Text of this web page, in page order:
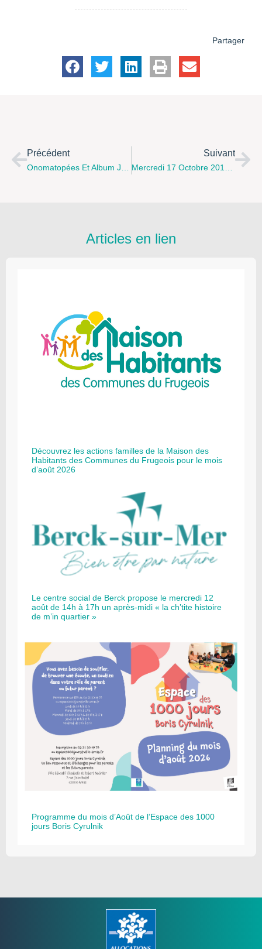
Partager
Précédent Suivant
Articles en lien
Découvrez les actions familles de la Maison des
Habitants des Communes du Frugeois pour le mois
d’août 2026
Le centre social de Berck propose le mercredi 12
août de 14h à 17h un après-midi « la ch’tite histoire
de m’in quartier »
Programme du mois d’Août de l’Espace des 1000
jours Boris Cyrulnik